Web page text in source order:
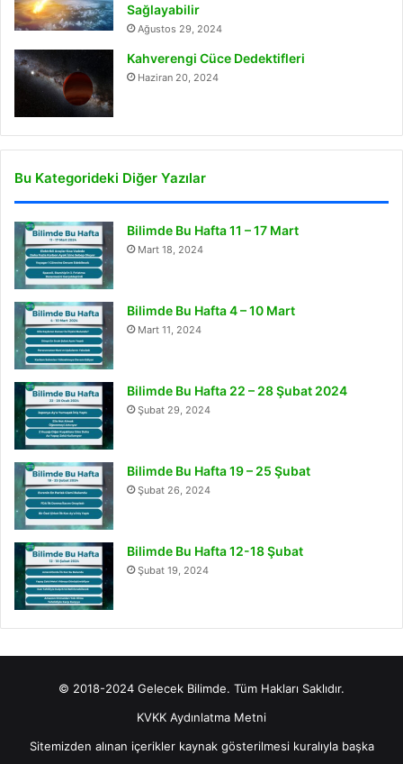
Sağlayabilir
Ağustos 29, 2024
Kahverengi Cüce Dedektifleri
Haziran 20, 2024
Bu Kategorideki Diğer Yazılar
Bilimde Bu Hafta 11 – 17 Mart
Mart 18, 2024
Bilimde Bu Hafta 4 – 10 Mart
Mart 11, 2024
Bilimde Bu Hafta 22 – 28 Şubat 2024
Şubat 29, 2024
Bilimde Bu Hafta 19 – 25 Şubat
Şubat 26, 2024
Bilimde Bu Hafta 12-18 Şubat
Şubat 19, 2024
© 2018-2024 Gelecek Bilimde. Tüm Hakları Saklıdır.
KVKK Aydınlatma Metni
Sitemizden alınan içerikler kaynak gösterilmesi kuralıyla başka